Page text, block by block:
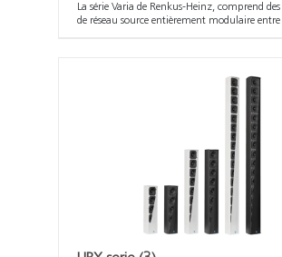
La série Varia de Renkus-Heinz, comprend
de réseau source entièrement modulaire entre